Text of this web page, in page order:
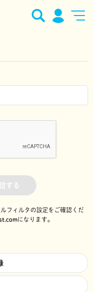
する
フィルタの設定をご確認くだ
になります。